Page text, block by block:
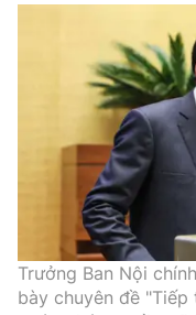
Thế giới xây dựng
Lối sống
Khám phá
Camera giao thông
Câu chuyện giao
Giải trí - Thể thao
Cơ quan chủ quản:
Giấy phép số: 03/
Tòa soạn: Số 2
Hà Nội.
Trưởng Ban Nội
bày chuyên đề